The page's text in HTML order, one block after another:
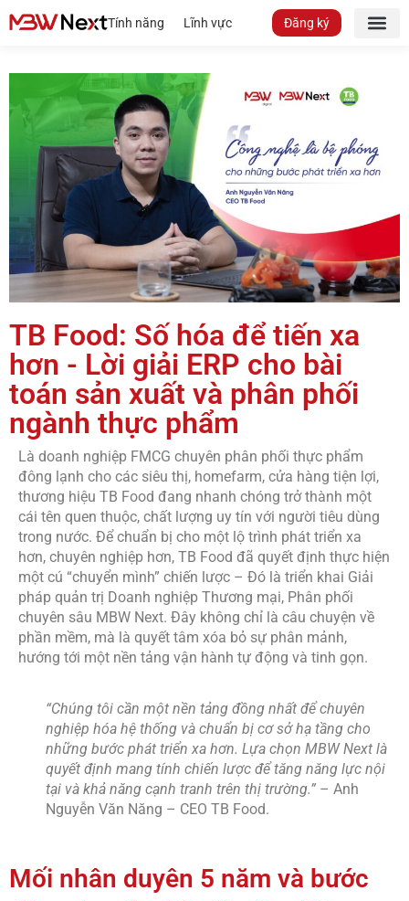
Tính năng Lĩnh vực Đăng ký
TB Food: Số hóa để tiến xa
hơn - Lời giải ERP cho bài
toán sản xuất và phân phối
ngành thực phẩm
Là doanh nghiệp FMCG chuyên phân phối thực phẩm
đông lạnh cho các siêu thị, homefarm, cửa hàng tiện lợi,
thương hiệu TB Food đang nhanh chóng trở thành một
cái tên quen thuộc, chất lượng uy tín với người tiêu dùng
trong nước. Để chuẩn bị cho một lộ trình phát triển xa
hơn, chuyên nghiệp hơn, TB Food đã quyết định thực hiện
một cú “chuyển mình” chiến lược – Đó là triển khai Giải
pháp quản trị Doanh nghiệp Thương mại, Phân phối
chuyên sâu MBW Next. Đây không chỉ là câu chuyện về
phần mềm, mà là quyết tâm xóa bỏ sự phân mảnh,
hướng tới một nền tảng vận hành tự động và tinh gọn.
“Chúng tôi cần một nền tảng đồng nhất để chuyên
nghiệp hóa hệ thống và chuẩn bị cơ sở hạ tầng cho
những bước phát triển xa hơn. Lựa chọn MBW Next là
quyết định mang tính chiến lược để tăng năng lực nội
tại và khả năng cạnh tranh trên thị trường.” – Anh
Nguyễn Văn Năng – CEO TB Food.
Mối nhân duyên 5 năm và bước